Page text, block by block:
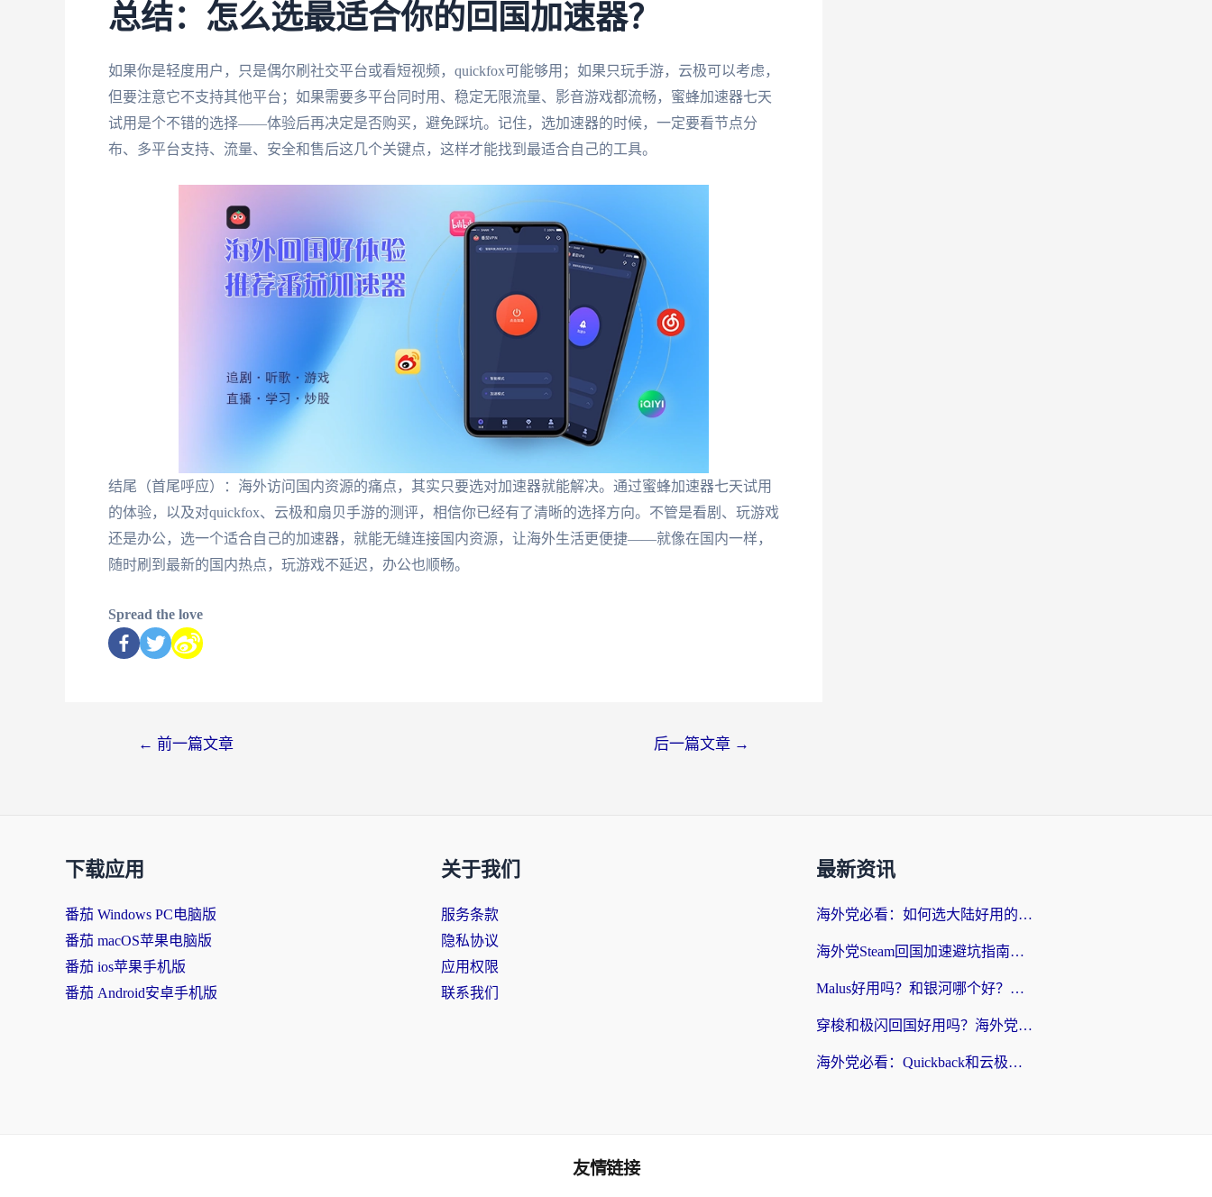
总结：怎么选最适合你的回国加速器？
如果你是轻度用户，只是偶尔刷社交平台或看短视频，quickfox可能够用；如果只玩手游，云极可以考虑，
但要注意它不支持其他平台；如果需要多平台同时用、稳定无限流量、影音游戏都流畅，蜜蜂加速器七天
试用是个不错的选择——体验后再决定是否购买，避免踩坑。记住，选加速器的时候，一定要看节点分
布、多平台支持、流量、安全和售后这几个关键点，这样才能找到最适合自己的工具。
结尾（首尾呼应）：海外访问国内资源的痛点，其实只要选对加速器就能解决。通过蜜蜂加速器七天试用
的体验，以及对quickfox、云极和扇贝手游的测评，相信你已经有了清晰的选择方向。不管是看剧、玩游戏
还是办公，选一个适合自己的加速器，就能无缝连接国内资源，让海外生活更便捷——就像在国内一样，
随时刷到最新的国内热点，玩游戏不延迟，办公也顺畅。
Spread the love
← 前一篇文章 后一篇文章 →
下载应用
番茄 Windows PC电脑版
番茄 macOS苹果电脑版
番茄 ios苹果手机版
番茄 Android安卓手机版
关于我们
服务条款
隐私协议
应用权限
联系我们
最新资讯
海外党必看：如何选大陆好用的vpn？一篇解决你的回国访问难题
海外党Steam回国加速避坑指南：从延迟卡顿到无缝畅玩，我踩过的坑和最优解
Malus好用吗？和银河哪个好？海外党选回国加速器的避坑指南（附乌克兰玩国内游戏实测）
穿梭和极闪回国好用吗？海外党亲测4款加速器+1个隐藏宝藏
海外党必看：Quickback和云极好用吗？3招教你选对回国加速器（附PC端VPN实测对比）
友情链接